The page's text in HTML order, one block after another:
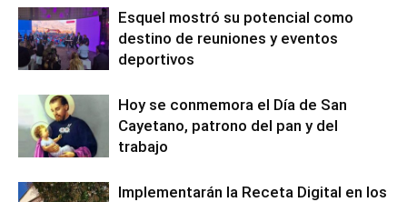
Esquel mostró su potencial como
destino de reuniones y eventos
deportivos
Hoy se conmemora el Día de San
Cayetano, patrono del pan y del
trabajo
Implementarán la Receta Digital en los